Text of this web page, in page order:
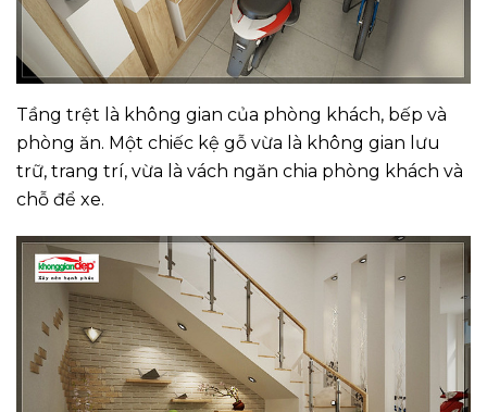
Tầng trệt là không gian của phòng khách, bếp và
phòng ăn. Một chiếc kệ gỗ vừa là không gian lưu
trữ, trang trí, vừa là vách ngăn chia phòng khách và
chỗ để xe.